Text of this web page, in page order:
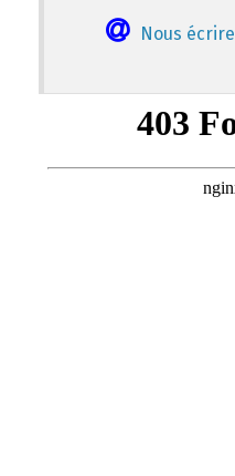
Nous écrire